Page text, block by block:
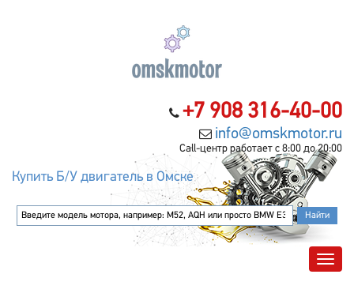
+7 908 316-40-00
info@omskmotor.ru
Call-центр работает с 8:00 до 20:00
Купить Б/У двигатель в Омске